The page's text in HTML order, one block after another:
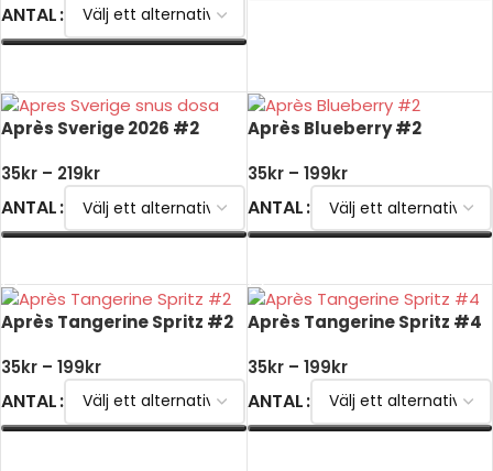
ANTAL
Après Sverige 2026 #2
35kr – 219kr
ANTAL
Après Blueberry #2
35kr – 199kr
ANTAL
Après Tangerine Spritz #2
35kr – 199kr
ANTAL
Après Tangerine Spritz #4
35kr – 199kr
ANTAL